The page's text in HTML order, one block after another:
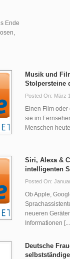
Ende
Musik und
Stolpersteine
Posted On: März
Einen Film
sie im
Menschen
Siri, Alexa &
intelligenten
Posted On:
Ob Apple,
neueren
Informationen
Deutsche